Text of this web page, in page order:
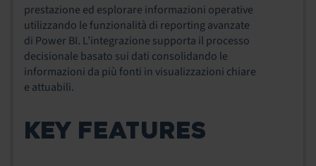
prestazione ed esplorare informazioni operative
utilizzando le funzionalità di reporting avanzate
di Power BI. L’integrazione supporta il processo
decisionale basato sui dati consolidando le
informazioni da più fonti in visualizzazioni chiare
e attuabili.
KEY FEATURES